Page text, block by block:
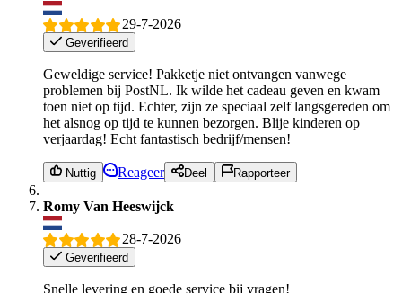
29-7-2026
Geverifieerd
Geweldige service! Pakketje niet ontvangen vanwege
problemen bij PostNL. Ik wilde het cadeau geven en kwam
toen niet op tijd. Echter, zijn ze speciaal zelf langsgereden om
het alsnog op tijd te kunnen bezorgen. Blije kinderen op
verjaardag! Echt fantastisch bedrijf/mensen!
Nuttig Reageer Deel Rapporteer
Romy Van Heeswijck
28-7-2026
Geverifieerd
Snelle levering en goede service bij vragen!